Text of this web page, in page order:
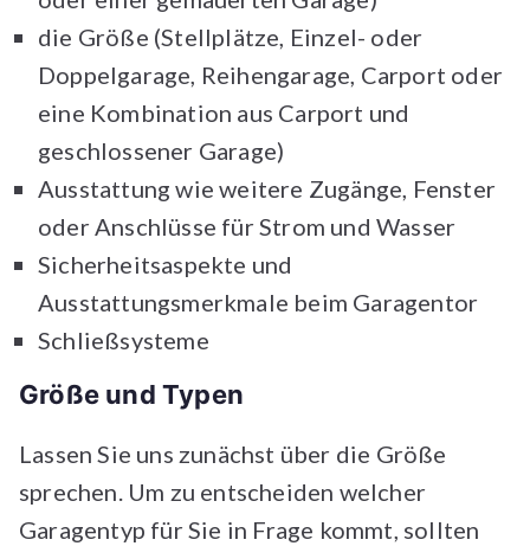
die Größe (Stellplätze, Einzel- oder
Doppelgarage, Reihengarage, Carport oder
eine Kombination aus Carport und
geschlossener Garage)
Ausstattung wie weitere Zugänge, Fenster
oder Anschlüsse für Strom und Wasser
Sicherheitsaspekte und
Ausstattungsmerkmale beim Garagentor
Schließsysteme
Größe und Typen
Lassen Sie uns zunächst über die Größe
sprechen. Um zu entscheiden welcher
Garagentyp für Sie in Frage kommt, sollten